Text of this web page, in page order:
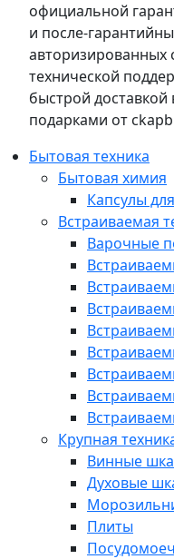
официальной
и после-
авторизированных
технической
быстрой
подарками от
Бытовая техника
Бытовая химия
Капсулы
Встраиваемая
Варочные
Крупная
Винные
Духовые
Плиты